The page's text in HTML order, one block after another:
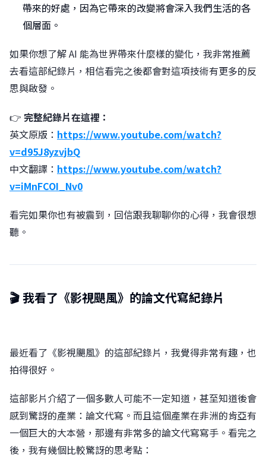
帶來的好處，因為它帶來的改變將會深入我們生活的各
個層面。
如果你想了解 AI 能為世界帶來什麼樣的變化，我非常推薦
去看這部紀錄片，相信看完之後都會對這項技術有更多的反
思與啟發。
👉 完整紀錄片在這裡：
英文原版： https://www.youtube.com/watch?
v=d95J8yzvjbQ
中文翻譯： https://www.youtube.com/watch?
v=iMnFCOI_Nv0
看完如果你也有被震到，回信跟我聊聊你的心得，我會很想
聽。
🎬 我看了《影視颶風》的論文代寫紀錄片
最近看了《影視颶風》的這部紀錄片，我覺得非常有趣，也
拍得很好。
這部影片介紹了一個多數人可能不一定知道，甚至知道後會
感到驚訝的產業：論文代寫。而且這個產業在非洲的肯亞有
一個巨大的大本營，那邊有非常多的論文代寫寫手。看完之
後，我有幾個比較驚訝的思考點：